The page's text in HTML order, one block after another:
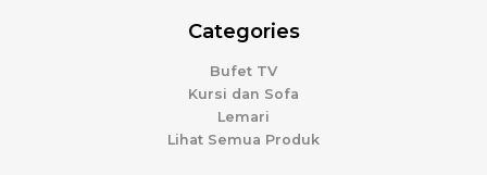
Categories
Bufet TV
Kursi dan Sofa
Lemari
Lihat Semua Produk